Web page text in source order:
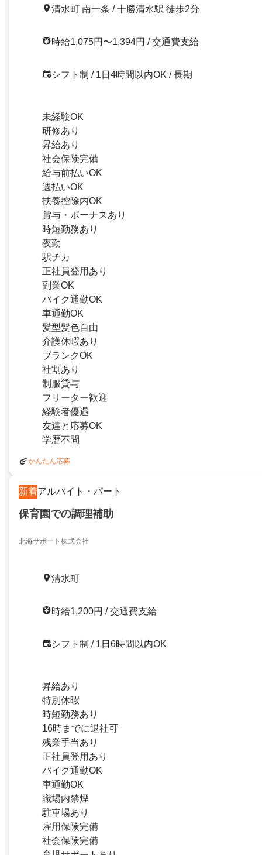
清水町 南一条 / 十勝清水駅 徒歩2分
時給1,075円〜1,394円 / 交通費支給
シフト制 / 1日4時間以内OK / 長期
未経験OK
研修あり
昇給あり
社会保険完備
給与前払いOK
週払いOK
扶養控除内OK
賞与・ボーナスあり
時短勤務あり
夜勤
駅チカ
正社員登用あり
副業OK
バイク通勤OK
車通勤OK
髪型髪色自由
介護休暇あり
ブランクOK
社割あり
制服貸与
フリーター歓迎
経験者優遇
友達と応募OK
学歴不問
かんたん応募
新着アルバイト・パート
保育園での調理補助
北海サポート株式会社
清水町
時給1,200円 / 交通費支給
シフト制 / 1日6時間以内OK
昇給あり
特別休暇
時短勤務あり
16時までに退社可
残業手当あり
正社員登用あり
バイク通勤OK
車通勤OK
職場内禁煙
駐車場あり
雇用保険完備
社会保険完備